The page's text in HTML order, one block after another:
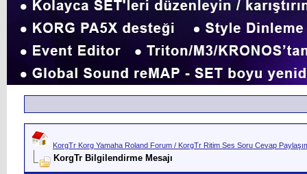
KorgTr Korg Yamaha Roland Forum / KorgTr Ritim Ses Soru Cevap
KorgTr Bilgilendirme Mesajı